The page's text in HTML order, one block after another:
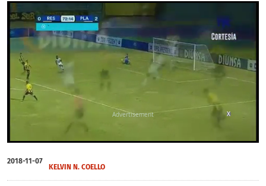
of
41
X
2018-11-07
KELVIN N. COELLO